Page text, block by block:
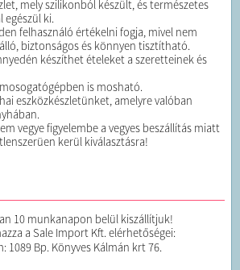
mely szilikonból készült, és természetes
egészül ki.
felhasználó értékelni fogja, mivel nem
biztonságos és könnyen tisztítható.
készíthet ételeket a szeretteinek és
is mosható.
eszközkészletünket, amelyre valóban
vegye figyelembe a vegyes beszállítás miatt
kerül kiválasztásra!
10 munkanapon belül kiszállítjuk!
a Sale Import Kft. elérhetőségei:
1089 Bp. Könyves Kálmán krt 76.